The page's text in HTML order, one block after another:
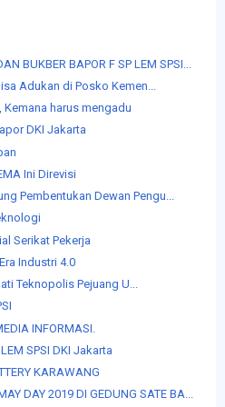
BUKBER BAPOR F SP LEM SPSI...
Adukan di Posko Kemen...
Kemana harus mengadu
DKI Jakarta
Ini Direvisi
Pembentukan Dewan Pengu...
Serikat Pekerja
Industri 4.0
Teknopolis Pejuang U...
INFORMASI.
SPSI DKI Jakarta
KARAWANG
DAY 2019 DI GEDUNG SATE BA...